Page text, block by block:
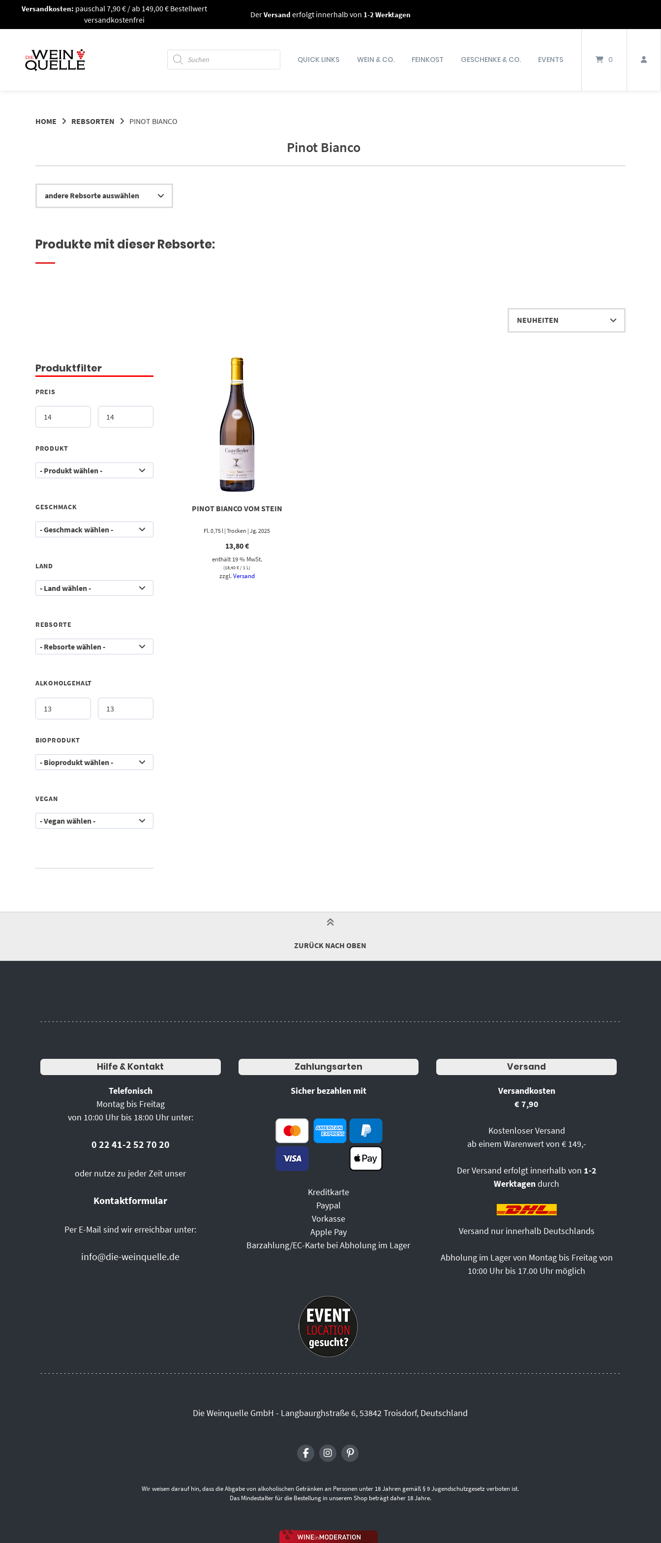
Springe
Inhalt
Versandkosten: pauschal 7,90 € / ab 149,00 € Bestellwert
versandkostenfrei
DerVersand erfolgt innerhalb von 1-2 Werktagen
Products
search
QUICK LINKS WEIN & CO. FEINKOST GESCHENKE & CO. EVENTS 0
HOME REBSORTEN PINOT BIANCO
Pinot Bianco
Produkte mit dieser Rebsorte:
PINOT BIANCO VOM STEIN
Fl. 0,75 l | Trocken | Jg. 2025
13,80€
enthält 19 % MwSt.
(18,40€/ 1 L)
zzgl.Versand
Produktfilter
PREIS
PRODUKT
GESCHMACK
LAND
REBSORTE
ALKOHOLGEHALT
BIOPRODUKT
VEGAN
ZURÜCK NACH OBEN
Hilfe & Kontakt
Telefonisch
Montag bis Freitag
von 10:00 Uhr bis 18:00 Uhr unter:
0 22 41-2 52 70 20
oder nutze zu jeder Zeit unser
Kontaktformular
Per E-Mail sind wir erreichbar unter:
info@die-weinquelle.de
Zahlungsarten
Sicher bezahlen mit
Kreditkarte
Paypal
Vorkasse
Apple Pay
Barzahlung/EC-Karte bei Abholung im Lager
Versand
Versandkosten
€ 7,90
Kostenloser Versand
ab einem Warenwert von € 149,-
Der Versand erfolgt innerhalb von 1-2
Werktagendurch
Versand nur innerhalb Deutschlands
Abholung im Lager von Montag bis Freitag von
10:00 Uhr bis 17.00 Uhr möglich
Die Weinquelle GmbH - Langbaurghstraße 6, 53842 Troisdorf, Deutschland
Wir weisen darauf hin, dass die Abgabe von alkoholischen Getränken an Personen unter 18 Jahren gemäß § 9 Jugendschutzgesetz verboten ist.
Das Mindestalter für die Bestellung in unserem Shop beträgt daher 18 Jahre.